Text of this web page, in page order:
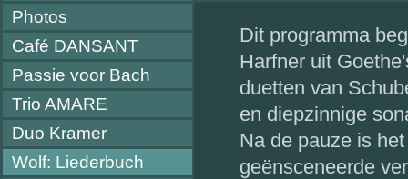
Photos
Café DANSANT
Passie voor Bach
Trio AMARE
Duo Kramer
Wolf: Liederbuch
Dit programma
Harfner uit
duetten van
en diepzinnige
Na de pauze is
geënsceneerde